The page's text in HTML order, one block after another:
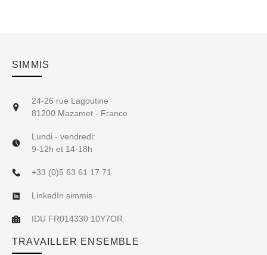
SIMMIS
24-26 rue Lagoutine
81200 Mazamet - France
Lundi - vendredi:
9-12h et 14-18h
+33 (0)5 63 61 17 71
LinkedIn simmis
IDU FR014330 10Y7OR
TRAVAILLER ENSEMBLE